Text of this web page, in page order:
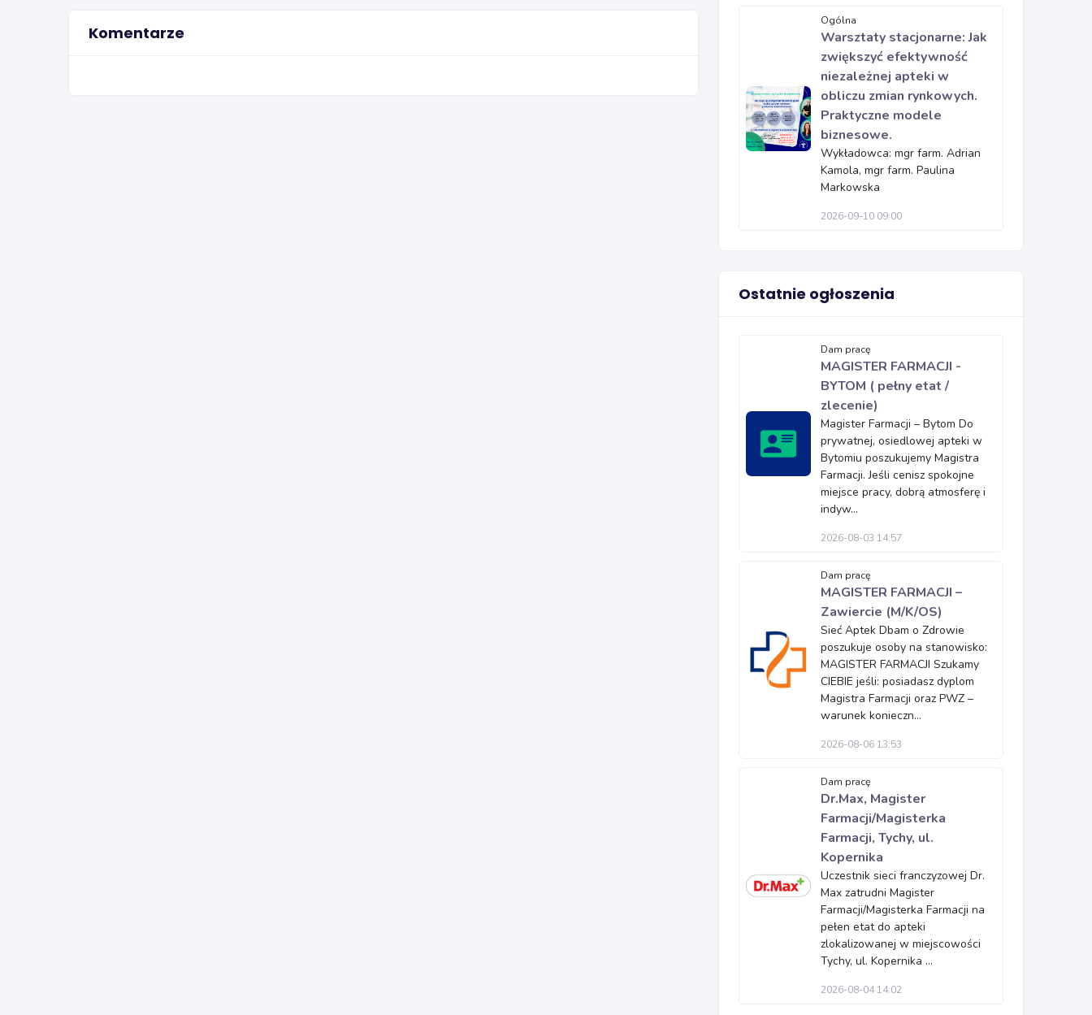
Komentarze
Ogólna
Warsztaty stacjonarne: Jak
zwiększyć efektywność
niezależnej apteki w
obliczu zmian rynkowych.
Praktyczne modele
biznesowe.
Wykładowca: mgr farm. Adrian
Kamola, mgr farm. Paulina
Markowska
2026-09-10 09:00
Ostatnie ogłoszenia
Dam pracę
MAGISTER FARMACJI -
BYTOM ( pełny etat /
zlecenie)
Magister Farmacji – Bytom Do
prywatnej, osiedlowej apteki w
Bytomiu poszukujemy Magistra
Farmacji. Jeśli cenisz spokojne
miejsce pracy, dobrą atmosferę i
indyw...
2026-08-03 14:57
Dam pracę
MAGISTER FARMACJI –
Zawiercie (M/K/OS)
Sieć Aptek Dbam o Zdrowie
poszukuje osoby na stanowisko:
MAGISTER FARMACJI Szukamy
CIEBIE jeśli: posiadasz dyplom
Magistra Farmacji oraz PWZ –
warunek konieczn...
2026-08-06 13:53
Dam pracę
Dr.Max, Magister
Farmacji/Magisterka
Farmacji, Tychy, ul.
Kopernika
Uczestnik sieci franczyzowej Dr.
Max zatrudni Magister
Farmacji/Magisterka Farmacji na
pełen etat do apteki
zlokalizowanej w miejscowości
Tychy, ul. Kopernika ...
2026-08-04 14:02